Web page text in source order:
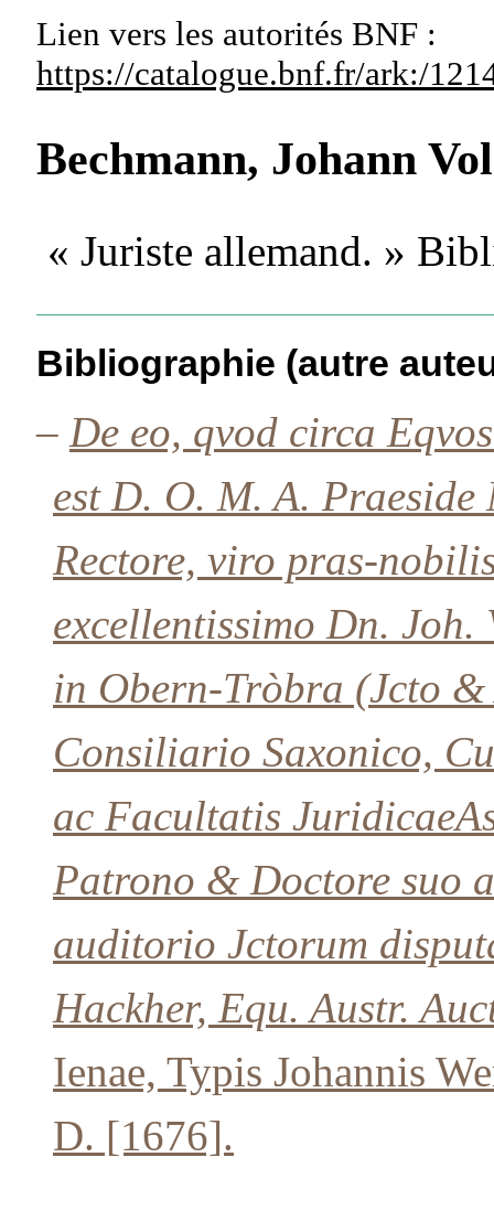
Lien vers les autorités BNF :
https://catalogue.bnf.fr/ark:/
Bechmann, Johann
« Juriste allemand. »
Bibliographie (autre
– De eo, qvod circa
est D. O. M. A. Praeside
Rectore, viro pras-
excellentissimo Dn.
in Obern-Tròbra (Jcto &
Consiliario Saxonico,
ac Facultatis
Patrono & Doctore suo
auditorio Jctorum
Hackher, Equ. Austr.
Ienae, Typis Johannis
D. [1676].